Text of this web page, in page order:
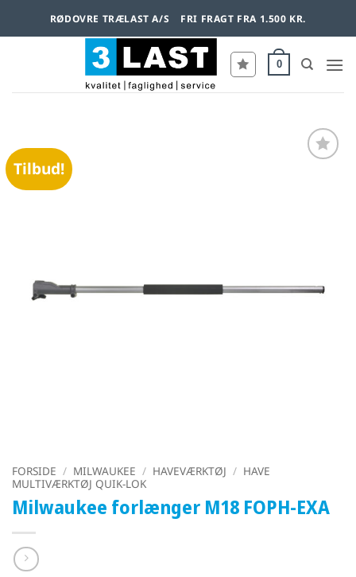
RØDOVRE TRÆLAST A/S FRI FRAGT FRA 1.500 KR.
0
Tilbud!
FORSIDE / MILWAUKEE / HAVEVÆRKTØJ / HAVE
MULTIVÆRKTØJ QUIK-LOK
Milwaukee forlænger M18 FOPH-EXA